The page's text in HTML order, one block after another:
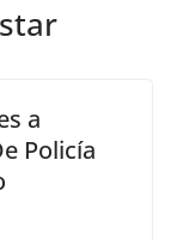
a
Policía